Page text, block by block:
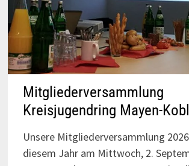
Mitgliederversammlung
Kreisjugendring Mayen-
Unsere Mitgliederversammlung
diesem Jahr am Mittwoch, 2.